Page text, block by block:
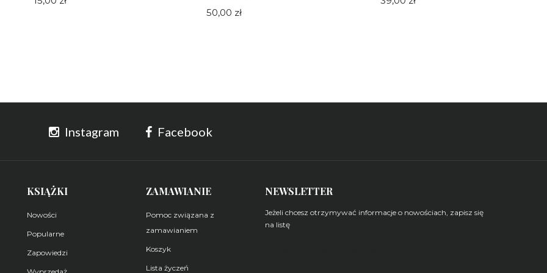
50,00 zł
Instagram Facebook
KSIĄŻKI
Nowości
Popularne
Zapowiedzi
ZAMAWIANIE
Pomoc związana z
zamawianiem
Koszyk
Lista życzeń
NEWSLETTER
Jeżeli chcesz otrzymywać informacje o nowościach, zapisz się
na listę